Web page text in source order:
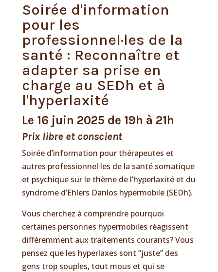
Soirée d'information
pour les
professionnel·les de la
santé : Reconnaître et
adapter sa prise en
charge au SEDh et à
l'hyperlaxité
Le 16 juin 2025 de 19h à 21h
Prix libre et conscient
Soirée d’information pour thérapeutes et
autres professionnel·les de la santé somatique
et psychique sur le thème de l’hyperlaxité et du
syndrome d’Ehlers Danlos hypermobile (SEDh).
Vous cherchez à comprendre pourquoi
certaines personnes hypermobiles réagissent
différemment aux traitements courants? Vous
pensez que les hyperlaxes sont “juste” des
gens trop souples, tout mous et qui se